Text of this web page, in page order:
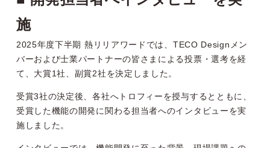
施
2025年度下半期 熱リリアワードでは、TECO Designメン
バーおよび士業パートナーの皆さまによる投票・選考を経
て、大賞1社、副賞2社を決定しました。
受賞3社の決定後、各社へトロフィーを授与するとともに、
受賞した機能の開発に関わる担当者へのインタビューを実
施しました。